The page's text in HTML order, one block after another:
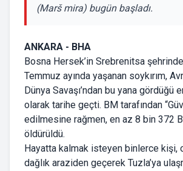
(Marš mira) bugün başladı.
ANKARA - BHA
Bosna Hersek’in Srebrenitsa şehrinde
Temmuz ayında yaşanan soykırım,
Dünya Savaşı’ndan bu yana gördüğü
olarak tarihe geçti. BM tarafından
edilmesine rağmen, en az 8 bin 372
öldürüldü.
Hayatta kalmak isteyen binlerce kişi,
dağlık araziden geçerek Tuzla’ya